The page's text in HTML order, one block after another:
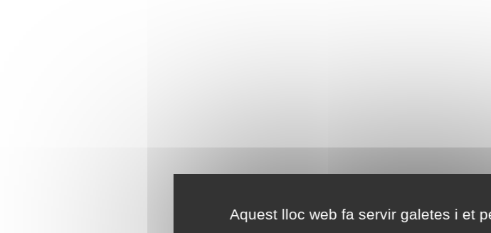
Aquest lloc web fa servir galetes i et